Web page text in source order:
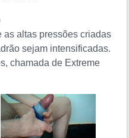
as altas pressões criadas
sejam intensificadas.
chamada de Extreme